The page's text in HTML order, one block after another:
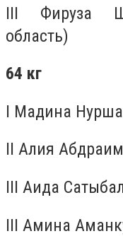
III Фируза
область)
64 кг
I Мадина
II Алия
III Аида
III Амина